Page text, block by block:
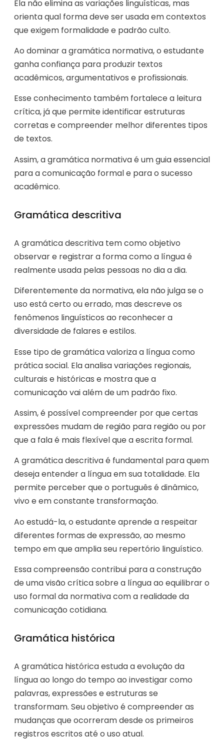
Ela não elimina as variações linguísticas, mas
orienta qual forma deve ser usada em contextos
que exigem formalidade e padrão culto.
Ao dominar a gramática normativa, o estudante
ganha confiança para produzir textos
acadêmicos, argumentativos e profissionais.
Esse conhecimento também fortalece a leitura
crítica, já que permite identificar estruturas
corretas e compreender melhor diferentes tipos
de textos.
Assim, a gramática normativa é um guia essencial
para a comunicação formal e para o sucesso
acadêmico.
Gramática descritiva
A gramática descritiva tem como objetivo
observar e registrar a forma como a língua é
realmente usada pelas pessoas no dia a dia.
Diferentemente da normativa, ela não julga se o
uso está certo ou errado, mas descreve os
fenômenos linguísticos ao reconhecer a
diversidade de falares e estilos.
Esse tipo de gramática valoriza a língua como
prática social. Ela analisa variações regionais,
culturais e históricas e mostra que a
comunicação vai além de um padrão fixo.
Assim, é possível compreender por que certas
expressões mudam de região para região ou por
que a fala é mais flexível que a escrita formal.
A gramática descritiva é fundamental para quem
deseja entender a língua em sua totalidade. Ela
permite perceber que o português é dinâmico,
vivo e em constante transformação.
Ao estudá-la, o estudante aprende a respeitar
diferentes formas de expressão, ao mesmo
tempo em que amplia seu repertório linguístico.
Essa compreensão contribui para a construção
de uma visão crítica sobre a língua ao equilibrar o
uso formal da normativa com a realidade da
comunicação cotidiana.
Gramática histórica
A gramática histórica estuda a evolução da
língua ao longo do tempo ao investigar como
palavras, expressões e estruturas se
transformam. Seu objetivo é compreender as
mudanças que ocorreram desde os primeiros
registros escritos até o uso atual.